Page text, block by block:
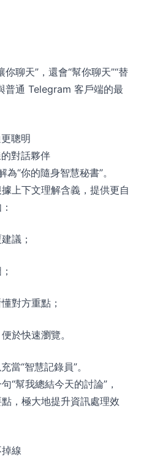
你聊天”，還會“幫你聊天”“替
普通 Telegram 客戶端的最
聰明
對話夥伴
“你的隨身智慧秘書”。
上下文理解含義，提供更自
議；
對方重點；
於快速瀏覽。
當“智慧記錄員”。
“幫我總結今天的討論”，
，極大地提升資訊處理效
線